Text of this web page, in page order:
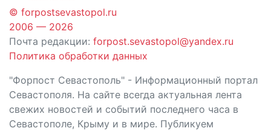
© forpostsevastopol.ru
2006 — 2026
Почта редакции: forpost.sevastopol@yandex.ru
Политика обработки данных
"Форпост Севастополь" - Информационный портал
Севастополя. На сайте всегда актуальная лента
свежих новостей и событий последнего часа в
Севастополе, Крыму и в мире. Публикуем